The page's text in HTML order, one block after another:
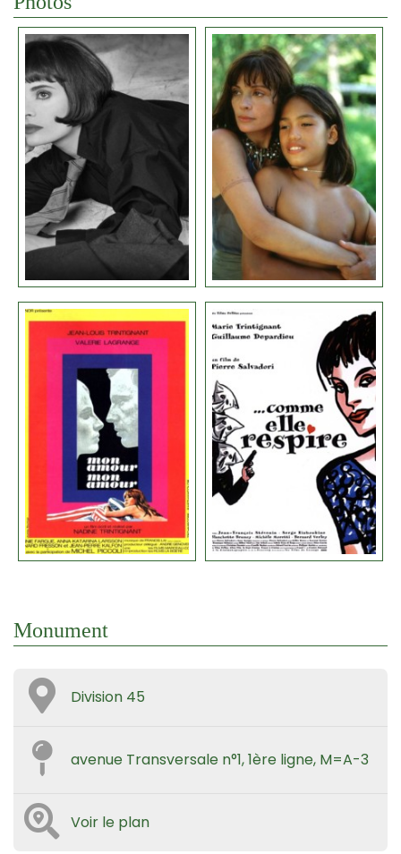
Monument
Division 45
avenue Transversale n°1, 1ère ligne, M=A-3
Voir le plan